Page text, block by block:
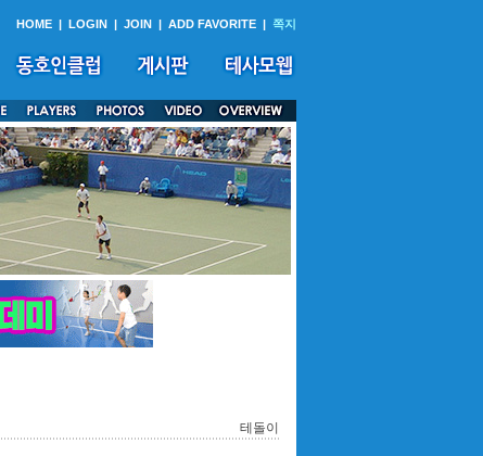
HOME | LOGIN | JOIN | ADD FAVORITE | 쪽지
테돌이